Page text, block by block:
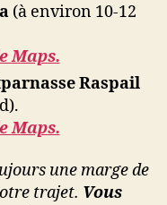
(à environ 10-12
Maps.
Raspail
Maps.
une marge de
trajet. Vous